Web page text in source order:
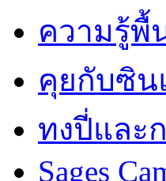
ความรู้พื้
คุยกับซิน
ทงปี่และ
Sages